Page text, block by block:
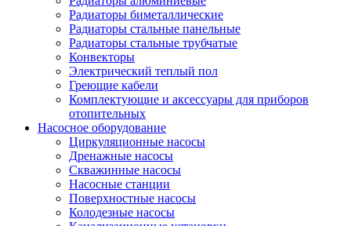
Радиаторы биметаллические
Радиаторы стальные панельные
Радиаторы стальные трубчатые
Конвекторы
Электрический теплый пол
Греющие кабели
Комплектующие и аксессуары для приборов
отопительных
Насосное оборудование
Циркуляционные насосы
Дренажные насосы
Скважинные насосы
Насосные станции
Поверхностные насосы
Колодезные насосы